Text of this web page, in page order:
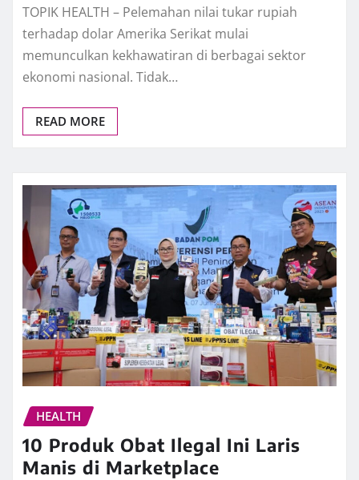
TOPIK HEALTH – Pelemahan nilai tukar rupiah
terhadap dolar Amerika Serikat mulai
memunculkan kekhawatiran di berbagai sektor
ekonomi nasional. Tidak…
READ MORE
HEALTH
10 Produk Obat Ilegal Ini Laris
Manis di Marketplace